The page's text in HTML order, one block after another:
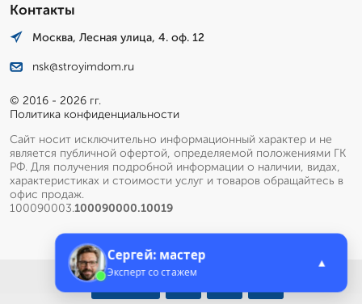
Контакты
Москва, Лесная улица, 4. оф. 12
nsk@stroyimdom.ru
© 2016 - 2026 гг.
Политика конфиденциальности
Сайт носит исключительно информационный характер и не
является публичной офертой, определяемой положениями ГК
РФ. Для получения подробной информации о наличии, видах,
характеристиках и стоимости услуг и товаров обращайтесь в
офис продаж.
100090003.100090000.10019
Меню
Сергей: мастер
Эксперт со стажем
▲